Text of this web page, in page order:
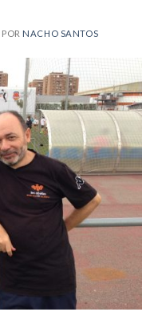
POR NACHO SANTOS